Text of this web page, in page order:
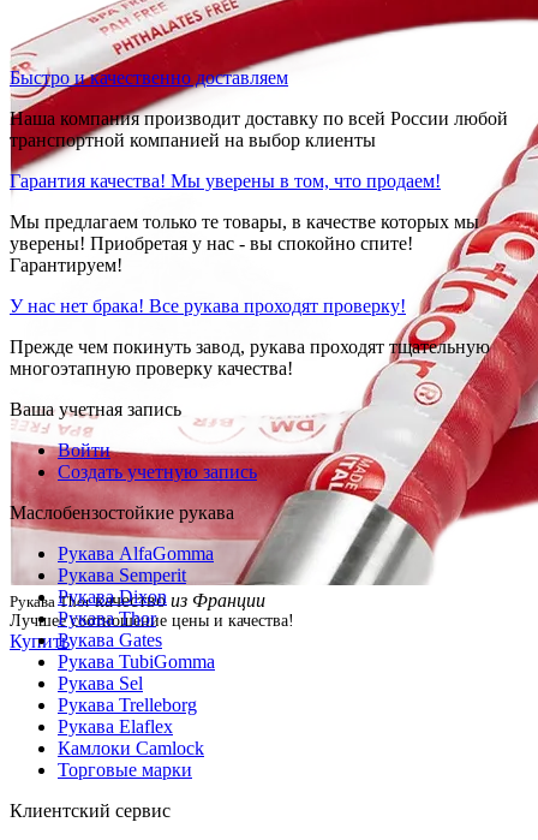
Рукава Thorкачествоиз Франции
Лучшее соотношение цены и качества!
Купить
Быстро и качественно доставляем
Наша компания производит доставку по всей России любой
транспортной компанией на выбор клиенты
Гарантия качества! Мы уверены в том, что продаем!
Мы предлагаем только те товары, в качестве которых мы
уверены! Приобретая у нас - вы спокойно спите!
Гарантируем!
У нас нет брака! Все рукава проходят проверку!
Прежде чем покинуть завод, рукава проходят тщательную
многоэтапную проверку качества!
Ваша учетная запись
Войти
Создать учетную запись
Маслобензостойкие рукава
Рукава AlfaGomma
Рукава Semperit
Рукава Dixon
Рукава Thor
Рукава Gates
Рукава TubiGomma
Рукава Sel
Рукава Trelleborg
Рукава Elaflex
Камлоки Camlock
Торговые марки
Клиентский сервис